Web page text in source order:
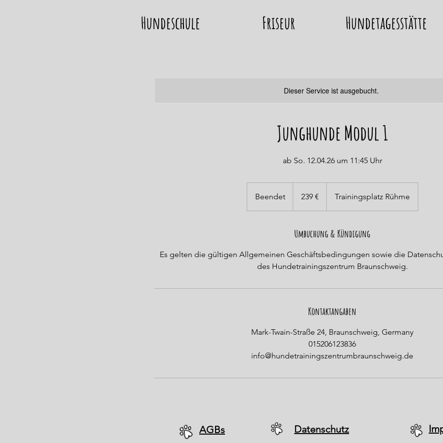
Hundeschule Friseur Hundetagesstätte
Dieser Service ist ausgebucht.
Junghunde Modul 1
ab So. 12.04.26 um 11:45 Uhr
BeendetB
e
e
t
239 € Trainingsplatz Rühme
Umbuchung & Kündigung
Es gelten die gültigen Allgemeinen Geschäftsbedingungen sowie die
des Hundetrainingszentrum Braunschweig.
Kontaktangaben
Mark-Twain-Straße 24, Braunschweig, Germany
015206123836
info@hundetrainingszentrumbraunschweig.de
AGBs Datenschutz